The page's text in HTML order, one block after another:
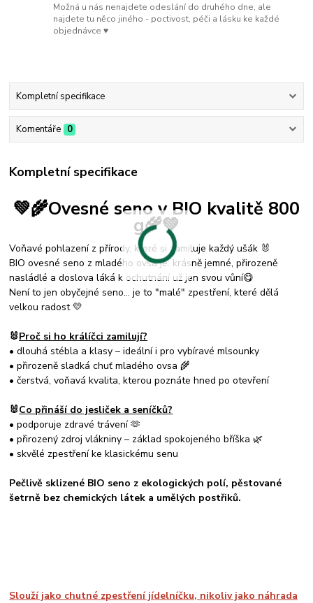
Možná u nás nenajdete odeslání do druhého dne, ale
najdete tu něco jiného - poctivost, péči a lásku ke každé
objednávce ♥
Kompletní specifikace
Komentáře 0
Kompletní specifikace
💚🌾Ovesné seno v BIO kvalitě 800
g🌾💚
Voňavé pohlazení z přírody, které si zamiluje každý ušák 🐰
BIO ovesné seno z mladého ovsa je: krásně jemné, přirozeně
nasládlé a doslova láká k ochutnání už jen svou vůní😋
Není to jen obyčejné seno… je to "malé" zpestření, které dělá
velkou radost 💛
🐰Proč si ho králíčci zamilují?
• dlouhá stébla a klasy – ideální i pro vybíravé mlsounky
• přirozeně sladká chuť mladého ovsa 🌾
• čerstvá, voňavá kvalita, kterou poznáte hned po otevření
🐰Co přináší do jesliček a seníčků?
• podporuje zdravé trávení 🫶
• přirozený zdroj vlákniny – základ spokojeného bříška 🌿
• skvělé zpestření ke klasickému senu
Pečlivě sklizené BIO seno z ekologických polí, pěstované
šetrně bez chemických látek a umělých postřiků.
Slouží jako chutné zpestření jídelníčku, nikoliv jako náhrada